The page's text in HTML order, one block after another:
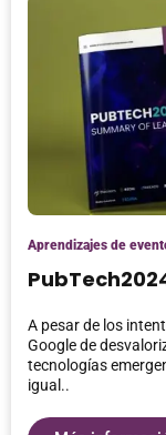
Aprendizajes de
A pesar de los
Google de
tecnologías
igual..